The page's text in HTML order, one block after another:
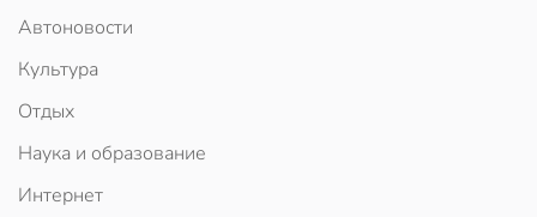
Автоновости
Культура
Отдых
Наука и образование
Интернет